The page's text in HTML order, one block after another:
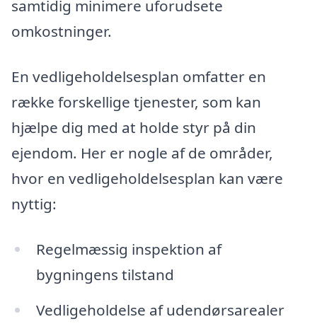
samtidig minimere uforudsete
omkostninger.
En vedligeholdelsesplan omfatter en
række forskellige tjenester, som kan
hjælpe dig med at holde styr på din
ejendom. Her er nogle af de områder,
hvor en vedligeholdelsesplan kan være
nyttig:
Regelmæssig inspektion af
bygningens tilstand
Vedligeholdelse af udendørsarealer